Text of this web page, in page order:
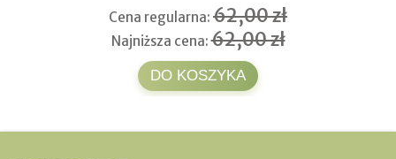
Cena regularna: 62,00 zł
Najniższa cena:62,00 zł
DO KOSZYKA